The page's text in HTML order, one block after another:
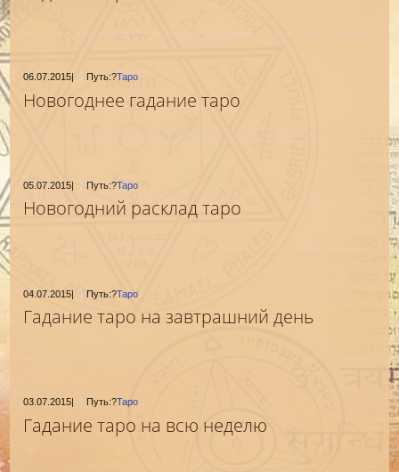
06.07.2015| Путь:?Таро
Новогоднее гадание таро
05.07.2015| Путь:?Таро
Новогодний расклад таро
04.07.2015| Путь:?Таро
Гадание таро на завтрашний день
03.07.2015 Путь:?Таро
Гадание таро на всю неделю